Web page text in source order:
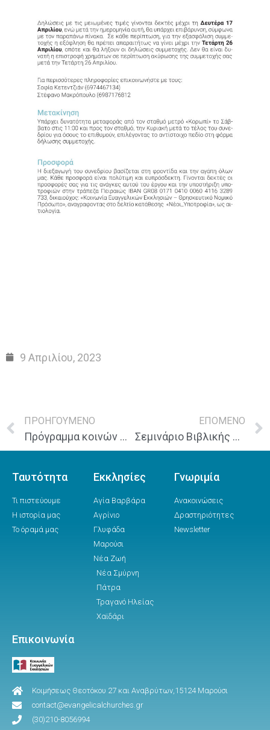
9 Απριλίου, 2023
ΠΡΟΗΓΟΥΜΕΝΟ
Πρόγραμμα κοινών Πασχαλινών συναθροίσεων
ΕΠΟΜΕΝΟ
Σεμινάριο Βιβλικής Κατάρτισης «Ένα βιβλίο σε μία μέρα – Ιησούς του Ναυή»
Ταυτότητα
Τι πιστεύουμε
Η ιστορία μας
Το όραμά μας
Εκκλησίες
Αγία Βαρβάρα
Αγρίνιο
Γλυφάδα
Μαρούσι
Νέα Ζωή
Νέα Σμύρνη
Πάτρα
Τραγανό Ηλείας
Χαϊδάρι
Γνωριμία
Ανακοινώσεις
Δραστηριότητες
Newsletter
Επικοινωνία
Κοιμήσεως Θεοτόκου 27 και Αναβρύτων,15124 Μαρούσι
contact@evangelicalchurches.gr
(30)210-8056994